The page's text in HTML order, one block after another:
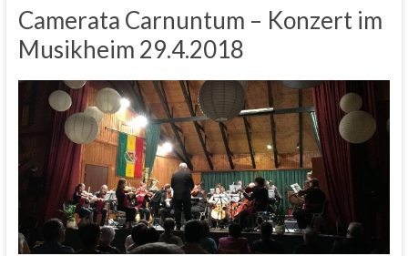
Camerata Carnuntum – Konzert im
Musikheim 29.4.2018